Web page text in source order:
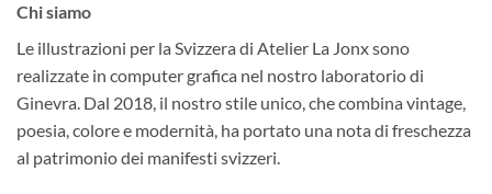
Chi siamo
Le illustrazioni per la Svizzera di Atelier La Jonx sono
realizzate in computer grafica nel nostro laboratorio di
Ginevra. Dal 2018, il nostro stile unico, che combina vintage,
poesia, colore e modernità, ha portato una nota di freschezza
al patrimonio dei manifesti svizzeri.